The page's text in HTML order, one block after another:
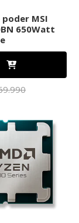
MSI
650Watt